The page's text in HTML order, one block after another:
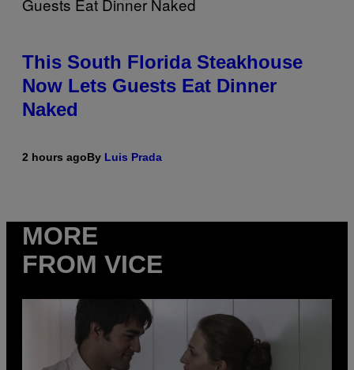
This South Florida Steakhouse
Now Lets Guests Eat Dinner
Naked
2 hours agoBy Luis Prada
MORE
FROM VICE